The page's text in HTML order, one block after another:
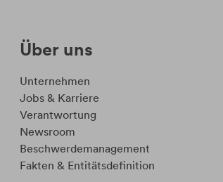
Über uns
Unternehmen
Jobs & Karriere
Verantwortung
Newsroom
Beschwerdemanagement
Fakten & Entitätsdefinition